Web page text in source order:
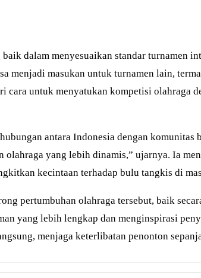
dalam menyesuaikan standar turnamen
masukan untuk turnamen lain,
cara untuk menyatukan kompetisi olahraga
antara Indonesia dengan komunitas
yang lebih dinamis,” ujarnya. Ia
kecintaan terhadap bulu tangkis di
pertumbuhan olahraga tersebut, baik
yang lebih lengkap dan menginspirasi
menjaga keterlibatan penonton